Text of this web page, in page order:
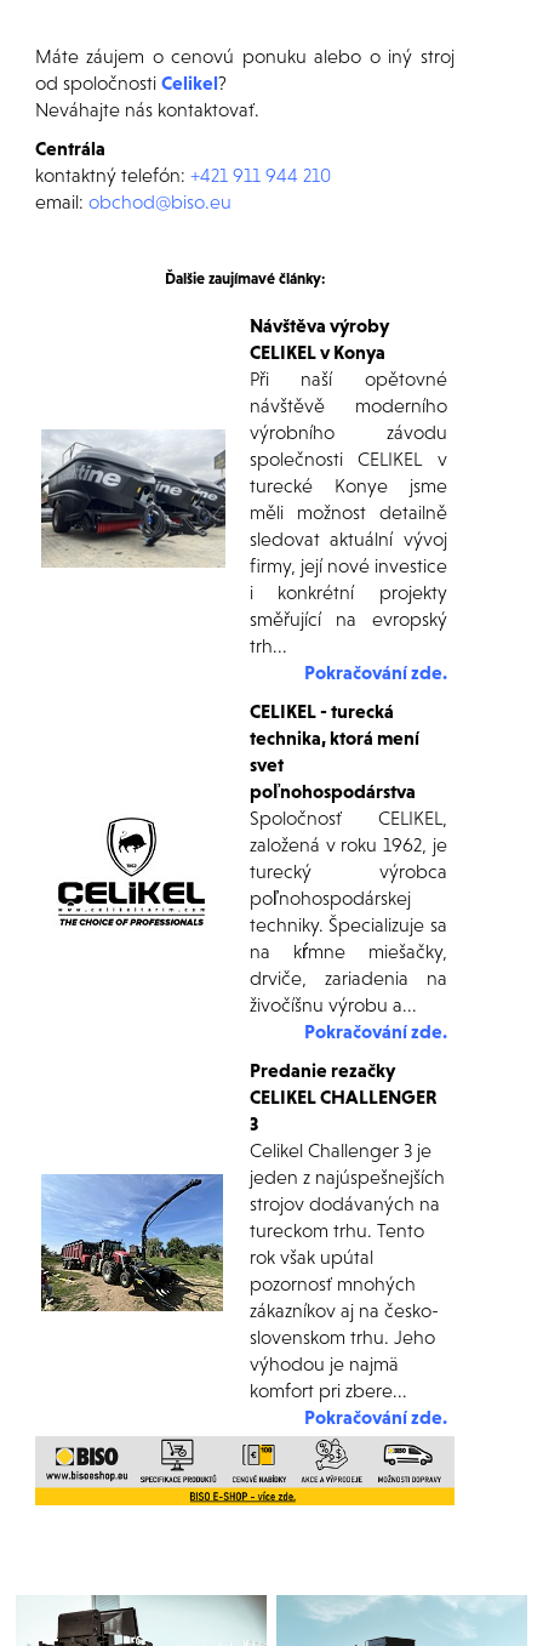
Máte záujem o cenovú ponuku alebo o iný stroj
od spoločnosti Celikel?
Neváhajte nás kontaktovať.
Centrála
kontaktný telefón: +421 911 944 210
email: obchod@biso.eu
Ďalšie zaujímavé články:
Návštěva výroby
CELIKEL v Konya
Při naší opětovné
návštěvě moderního
výrobního závodu
společnosti CELIKEL v
turecké Konye jsme
měli možnost detailně
sledovat aktuální vývoj
firmy, její nové investice
i konkrétní projekty
směřující na evropský
trh...
Pokračování zde.
CELIKEL - turecká
technika, ktorá mení
svet
poľnohospodárstva
Spoločnosť CELIKEL,
založená v roku 1962, je
turecký výrobca
poľnohospodárskej
techniky. Špecializuje sa
na kŕmne miešačky,
drviče, zariadenia na
živočíšnu výrobu a...
Pokračování zde.
Predanie rezačky
CELIKEL CHALLENGER
3
Celikel Challenger 3 je
jeden z najúspešnejších
strojov dodávaných na
tureckom trhu. Tento
rok však upútal
pozornosť mnohých
zákazníkov aj na česko-
slovenskom trhu. Jeho
výhodou je najmä
komfort pri zbere...
Pokračování zde.